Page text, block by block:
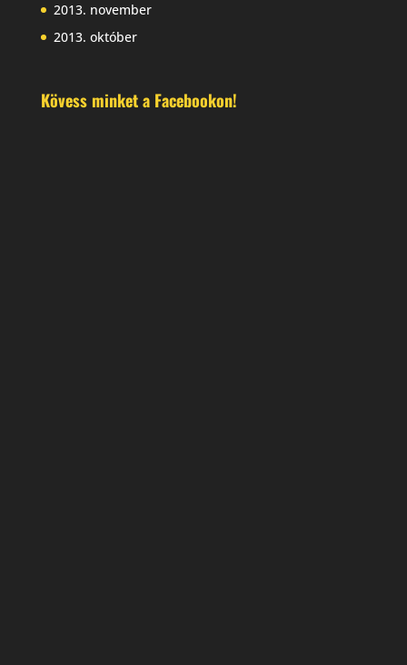
2013. november
2013. október
Kövess minket a Facebookon!